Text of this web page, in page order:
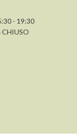
- 19:30
CHIUSO